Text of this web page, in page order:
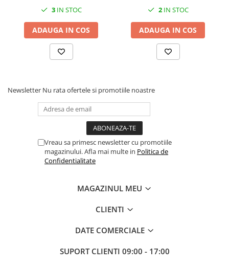
Servetele umede
Solutii geamuri
Solutii universale
Articole antidaunatori gradina
Furtunuri gradinarit
Ghivece si suporturi
Mobilier gradina
3IN STOC
ADAUGA IN COS
2IN STOC
ADAUGA IN COS
Newsletter Nu rata ofertele si promotiile noastre
Vreau sa primesc newsletter cu promotiile
magazinului. Afla mai multe in Politica de
Confidentialitate
MAGAZINUL MEU
CLIENTI
DATE COMERCIALE
SUPORT CLIENTI 09:00 - 17:00